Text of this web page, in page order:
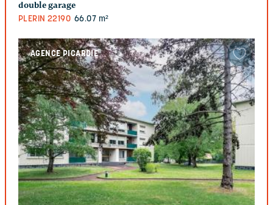
double garage
PLERIN 22190 66.07 m²
AGENCE PICARDIE